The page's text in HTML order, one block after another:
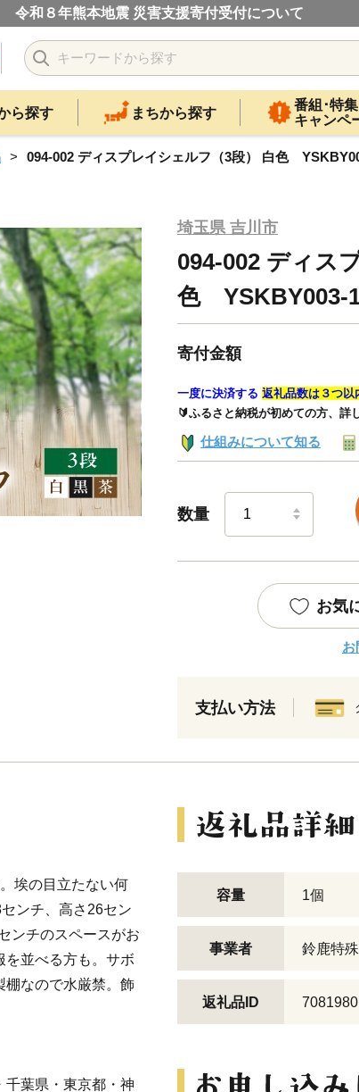
令和８年熊本地震 災害支援寄付受付について
ら探す まちから探す
番組･特集
キャンペ
094-002 ディスプレイシェルフ（3段） 白色
埼玉県 吉川市
094-002 ディス
色 YSKBY003-
寄付金額
一度に決済する 返礼品数は３つ以
🔰ふるさと納税が初めての方、詳
仕組みについて知る
数量
お気
お
支払い方法
埃の目立たない何
ンチ、高さ26セン
ンチのスペースがお
を並べる方も。サボ
棚なので水厳禁。飾
葉県・東京都・神
容量 1個
事業者 鈴鹿特
返礼品ID 7081980